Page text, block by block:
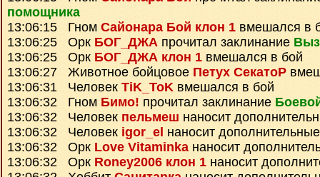
помощника
13:06:15 Гном Сайонара Бой клон 1 вмешался в
13:06:25 Орк БОГ_ДЖА прочитал заклинание
13:06:25 Орк БОГ_ДЖА клон 1 вмешался в бой
13:06:27 Животное бойцовое Петух СекатоР
13:06:31 Человек TiK_ToK вмешался в бой
13:06:32 Гном Бимо! прочитал заклинание
13:06:32 Человек пельмеш наносит
13:06:32 Человек igor_el наносит
13:06:32 Орк Love Vitaminkaнаносит
13:06:32 Орк Roney2006 клон 1 наносит